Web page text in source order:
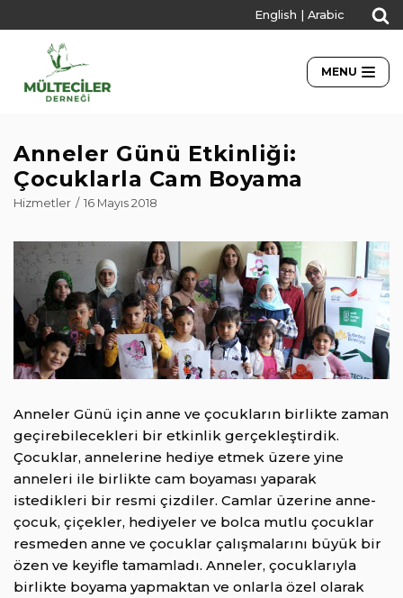
English Arabic
MENU
Anneler Günü Etkinliği:
Çocuklarla Cam Boyama
Hizmetler 16 Mayıs 2018
Anneler Günü için anne ve çocukların birlikte zaman
geçirebilecekleri bir etkinlik gerçekleştirdik.
Çocuklar, annelerine hediye etmek üzere yine
anneleri ile birlikte cam boyaması yaparak
istedikleri bir resmi çizdiler. Camlar üzerine anne-
çocuk, çiçekler, hediyeler ve bolca mutlu çocuklar
resmeden anne ve çocuklar çalışmalarını büyük bir
özen ve keyifle tamamladı. Anneler, çocuklarıyla
birlikte boyama yapmaktan ve onlarla özel olarak